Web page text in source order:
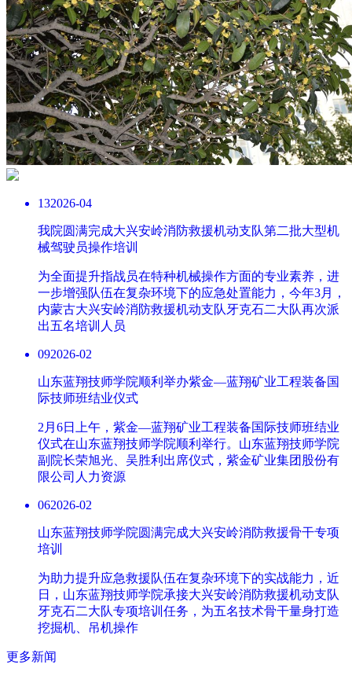
132026-04
我院圆满完成大兴安岭消防救援机动支队第二批大型机
械驾驶员操作培训
为全面提升指战员在特种机械操作方面的专业素养，进
一步增强队伍在复杂环境下的应急处置能力，今年3月，
内蒙古大兴安岭消防救援机动支队牙克石二大队再次派
出五名培训人员
092026-02
山东蓝翔技师学院顺利举办紫金—蓝翔矿业工程装备国
际技师班结业仪式
2月6日上午，紫金—蓝翔矿业工程装备国际技师班结业
仪式在山东蓝翔技师学院顺利举行。山东蓝翔技师学院
副院长荣旭光、吴胜利出席仪式，紫金矿业集团股份有
限公司人力资源
062026-02
山东蓝翔技师学院圆满完成大兴安岭消防救援骨干专项
培训
为助力提升应急救援队伍在复杂环境下的实战能力，近
日，山东蓝翔技师学院承接大兴安岭消防救援机动支队
牙克石二大队专项培训任务，为五名技术骨干量身打造
挖掘机、吊机操作
更多新闻